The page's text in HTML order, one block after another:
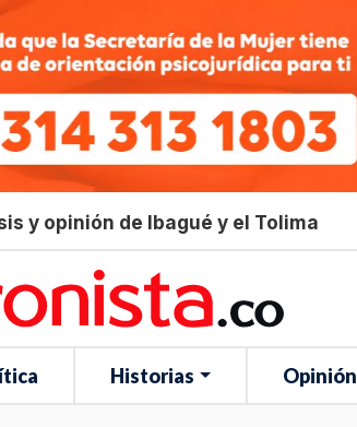
y opinión de Ibagué y el Tolima
Historias Opinión